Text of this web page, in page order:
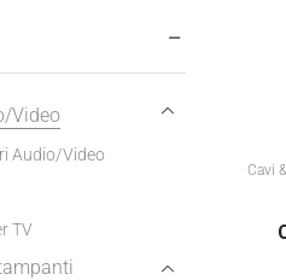
Cavi
Video
Audio/Video
TV